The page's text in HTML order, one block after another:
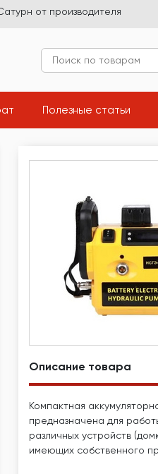
от производителя
(current)Полезные статьи
Описание товара
Компактная
предназначена для
различных устройств
имеющих собственного